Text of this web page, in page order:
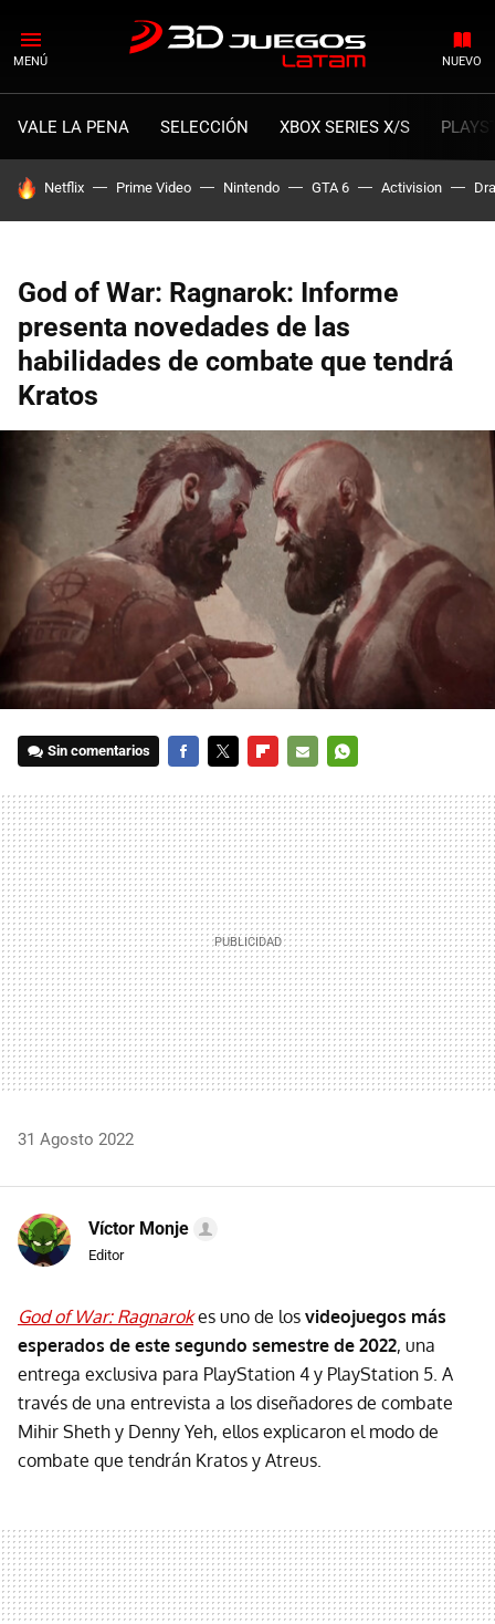
MENÚ NUEVO
VALE LA PENA SELECCIÓN XBOX SERIES X/S
HOY SE HABLA DE
Netflix Prime Video Nintendo GTA 6 Activision
God of War: Ragnarok: Informe
presenta novedades de las
habilidades de combate que tendrá
Kratos
Sin comentarios
MAIL
31 Agosto 2022
Víctor Monje
Editor
God of War: Ragnarokes uno de los videojuegos más
esperados de este segundo semestre de 2022, una
entrega exclusiva para PlayStation 4 y PlayStation 5. A
través de una entrevista a los diseñadores de combate
Mihir Sheth y Denny Yeh, ellos explicaron el modo de
combate que tendrán Kratos y Atreus.